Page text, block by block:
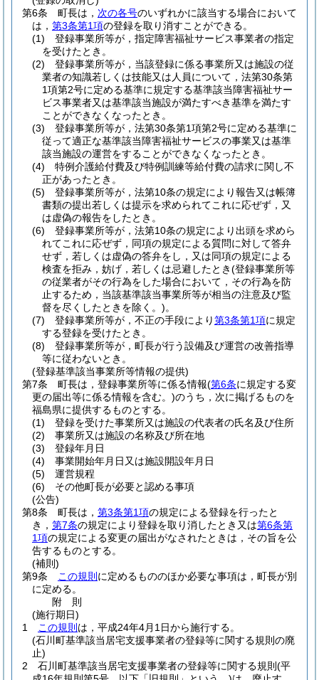
第6条
町長は， 次の各号のいずれかに該当する場合において
は， 第3条第1項の登録を取り消すことができる。
(1)
登録事業所等が，指定障害福祉サービス事業者の指定
を受けたとき。
(2)
登録事業所等が，当該登録に係る事業所又は施設の従
業者の知識若しくは技能又は人員について，法第30条第
1項第2号に定める基準に規定する基準該当障害福祉サー
ビス事業者又は基準該当施設が満たすべき基準を満たす
ことができなくなったとき。
(3)
登録事業所等が，法第30条第1項第2号に定める基準に
従って適正な基準該当障害福祉サービスの事業又は基準
該当施設の運営をすることができなくなったとき。
(4)
特例介護給付費及び特例訓練等給付費の請求に関し不
正があったとき。
(5)
登録事業所等が，法第10条の規定により報告又は帳簿
書類の提出若しくは提示を求められてこれに応ぜず，又
は虚偽の報告をしたとき。
(6)
登録事業所等が，法第10条の規定により出頭を求めら
れてこれに応ぜず，同項の規定による質問に対して答弁
せず，若しくは虚偽の答弁をし，又は同項の規定による
検査を拒み，妨げ，若しくは忌避したとき(登録事業所等
の従業者がその行為をした場合において，その行為を防
止するため，当該基準該当事業所等が相当の注意及び監
督を尽くしたときを除く。)。
(7)
登録事業所等が，不正の手段により第3条第1項に規定
する登録を受けたとき。
(8)
登録事業所等が，町長が行う設備及び運営の改善指導
等に従わないとき。
(登録基準該当事業所等情報の提供)
第7条
町長は，登録事業所等に係る情報(第6条に規定する変
更の届出等に係る情報を含む。)のうち，次に掲げるものを
福島県に提供するものとする。
(1)
登録を受けた事業所又は施設の代表者の氏名及び住所
(2)
事業所又は施設の名称及び所在地
(3)
登録年月日
(4)
事業開始年月日又は施設開設年月日
(5)
運営規程
(6)
その他町長が必要と認める事項
(公告)
第8条
町長は， 第3条第1項の規定による登録を行ったと
き， 第7条の規定により登録を取り消したとき又は第6条第
1項の規定による変更の届出がなされたときは，その旨を公
告するものとする。
(補則)
第9条
この規則 に定めるもののほか必要な事項は，町長が別
に定める。
附 則
(施行期日)
1
この規則 は，平成24年4月1日から施行する。
(石川町基準該当居宅支援事業者の登録等に関する規則の廃
止)
2
石川町基準該当居宅支援事業者の登録等に関する規則 (平